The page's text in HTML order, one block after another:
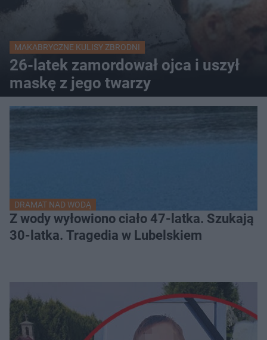
MAKABRYCZNE KULISY ZBRODNI
26-latek zamordował ojca i uszył
maskę z jego twarzy
DRAMAT NAD WODĄ
Z wody wyłowiono ciało 47-latka. Szukają
30-latka. Tragedia w Lubelskiem